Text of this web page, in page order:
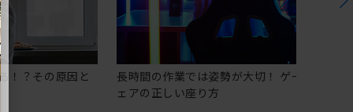
！？その原因と
長時間の作業では姿勢が大切！ ゲーミングチ
ェアの正しい座り方